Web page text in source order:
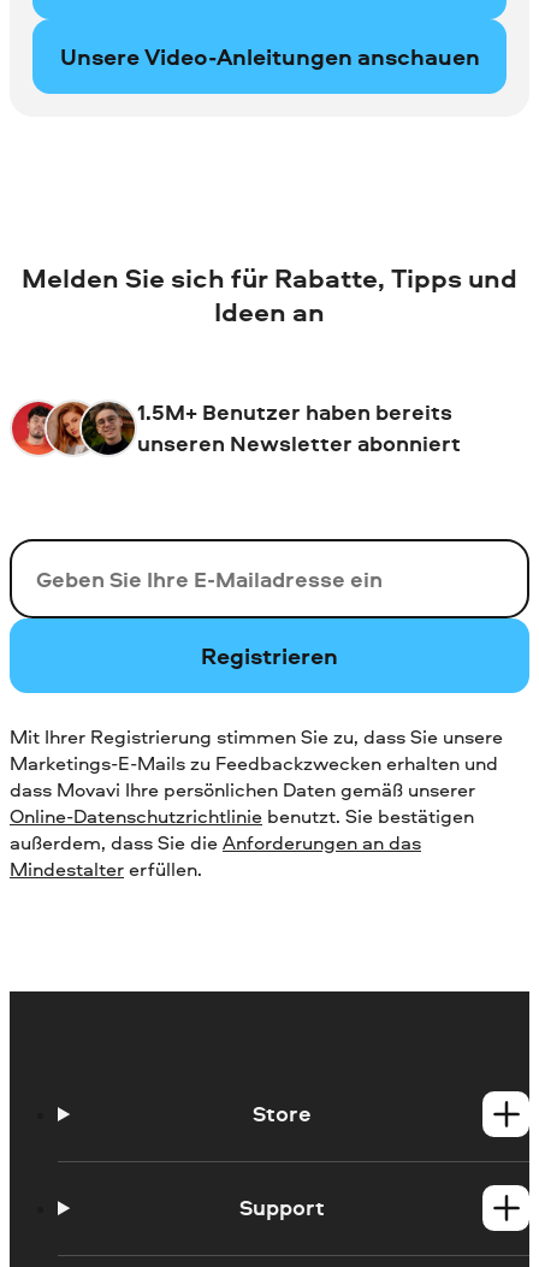
Unsere Video-Anleitungen anschauen
Melden Sie sich für Rabatte, Tipps und
Ideen an
1.5M+ Benutzer haben bereits
unseren Newsletter abonniert
Ihre E-Mail-Addresse
Registrieren
Mit Ihrer Registrierung stimmen Sie zu, dass Sie unsere
Marketings-E-Mails zu Feedbackzwecken erhalten und
dass Movavi Ihre persönlichen Daten gemäß unserer
Online-Datenschutzrichtlinie benutzt. Sie bestätigen
außerdem, dass Sie dieAnforderungen an das
Mindestaltererfüllen.
Store
Mac-Produkte
Support